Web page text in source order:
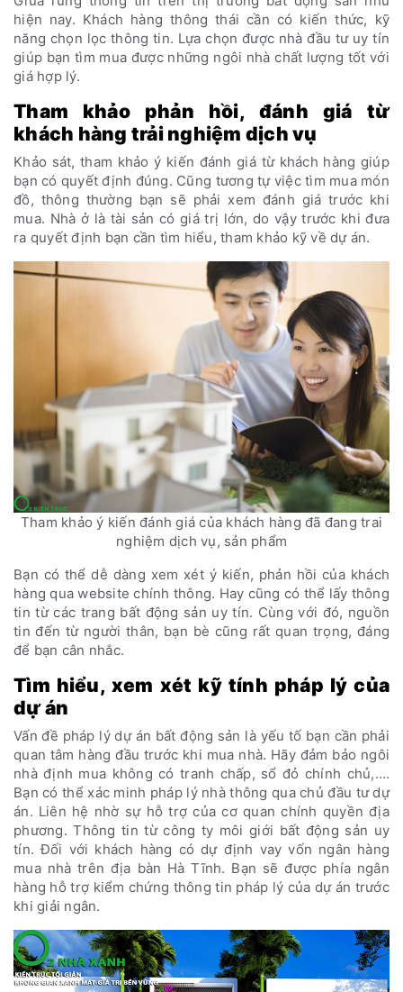
hiện nay. Khách hàng thông thái cần có kiến thức, kỹ
năng chọn lọc thông tin. Lựa chọn được nhà đầu tư uy tín
giúp bạn tìm mua được những ngôi nhà chất lượng tốt với
giá hợp lý.
Tham khảo phản hồi, đánh giá từ
khách hàng trải nghiệm dịch vụ
Khảo sát, tham khảo ý kiến đánh giá từ khách hàng giúp
bạn có quyết định đúng. Cũng tương tự việc tìm mua món
đồ, thông thường bạn sẽ phải xem đánh giá trước khi
mua. Nhà ở là tài sản có giá trị lớn, do vậy trước khi đưa
ra quyết định bạn cần tìm hiểu, tham khảo kỹ về dự án.
Tham khảo ý kiến đánh giá của khách hàng đã đang trai
nghiệm dịch vụ, sản phẩm
Bạn có thể dễ dàng xem xét ý kiến, phản hồi của khách
hàng qua website chính thông. Hay cũng có thể lấy thông
tin từ các trang bất động sản uy tín. Cùng với đó, nguồn
tin đến từ người thân, bạn bè cũng rất quan trọng, đáng
để bạn cân nhắc.
Tìm hiểu, xem xét kỹ tính pháp lý của
dự án
Vấn đề pháp lý dự án bất động sản là yếu tố bạn cần phải
quan tâm hàng đầu trước khi mua nhà. Hãy đảm bảo ngôi
nhà định mua không có tranh chấp, sổ đỏ chính chủ,….
Bạn có thể xác minh pháp lý nhà thông qua chủ đầu tư dự
án. Liên hệ nhờ sự hỗ trợ của cơ quan chính quyền địa
phương. Thông tin từ công ty môi giới bất động sản uy
tín. Đối với khách hàng có dự định vay vốn ngân hàng
mua nhà trên địa bàn Hà Tĩnh. Bạn sẽ được phía ngân
hàng hỗ trợ kiểm chứng thông tin pháp lý của dự án trước
khi giải ngân.